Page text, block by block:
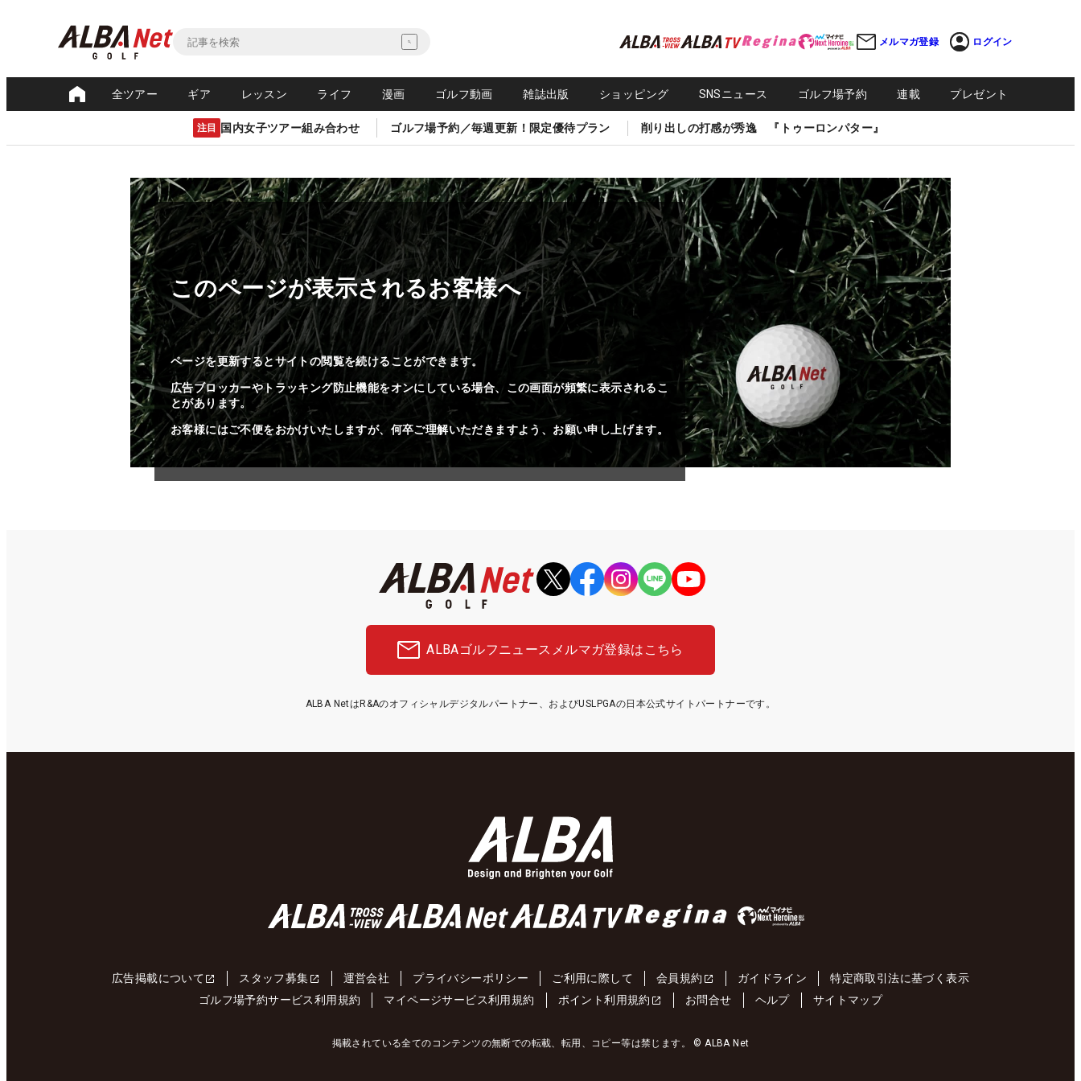
メルマガ登録 ログイン
全ツアー ギア レッスン ライフ 漫画 ゴルフ動画 雑誌出版 ショッピング SNSニュース ゴルフ場予約 連載 プレゼント
注目 国内女子ツアー組み合わせ ゴルフ場予約／毎週更新！限定優待プラン 削り出しの打感が秀逸 『トゥーロンパター』
このページが表示されるお客様へ
ページを更新するとサイトの閲覧を続けることができます。
広告ブロッカーやトラッキング防止機能をオンにしている場合、この画面が頻繁に表示されるこ
とがあります。
お客様にはご不便をおかけいたしますが、何卒ご理解いただきますよう、お願い申し上げます。
ALBAゴルフニュース メルマガ登録はこちら
ALBA NetはR&Aのオフィシャルデジタルパートナー、およびUSLPGAの日本公式サイトパートナーです。
広告掲載について スタッフ募集 運営会社 プライバシーポリシー ご利用に際して 会員規約 ガイドライン
特定商取引法に基づく表示
ゴルフ場予約サービス利用規約
マイページサービス利用規約 ポイント利用規約 お問合せ ヘルプ サイトマップ
掲載されている全てのコンテンツの無断での転載、転用、コピー等は禁じます。 © ALBA Net